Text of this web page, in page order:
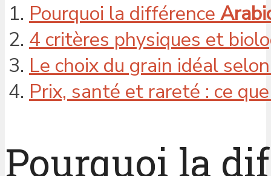
Pourquoi la différence
4 critères physiques et
Le choix du grain idéal
Prix, santé et rareté : ce
Pourquoi la